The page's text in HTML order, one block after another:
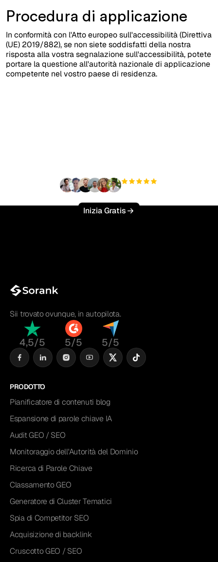
Procedura di applicazione
In conformità con l'Atto europeo sull'accessibilità (Direttiva
(UE) 2019/882), se non siete soddisfatti della nostra
risposta alla vostra segnalazione sull'accessibilità, potete
portare la questione all'autorità nazionale di applicazione
competente nel vostro paese di residenza.
Inizia Gratis
Sii trovato ovunque, in autopilota.
4,5/5 5/5 5/5
PRODOTTO
Pianificatore di contenuti blog
Espansione di parole chiave IA
Audit GEO / SEO
Monitoraggio dell'Autorità del Dominio
Ricerca di Parole Chiave
Classamento GEO
Generatore di Cluster Tematici
Spia di Competitor SEO
Acquisizione di backlink
Cruscotto GEO / SEO